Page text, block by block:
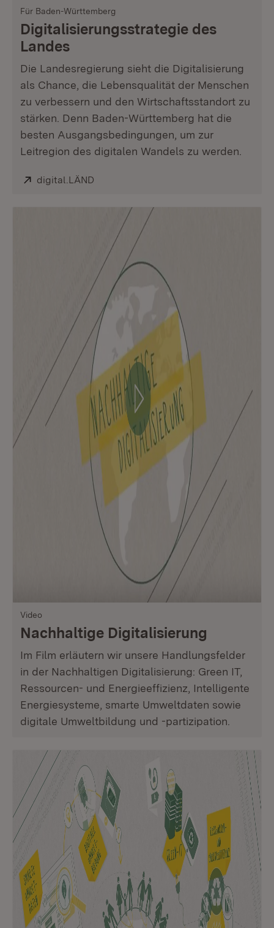
Für Baden-Württemberg
Digitalisierungs­strategie des
Landes
Die Landesregierung sieht die Digitalisierung
als Chance, die Lebensqualität der Menschen
zu verbessern und den Wirtschaftsstandort zu
stärken. Denn Baden-Württemberg hat die
besten Ausgangsbedingungen, um zur
Leitregion des digitalen Wandels zu werden.
Extern:
digital.LÄND
Video
Nachhaltige Digitalisierung
Im Film erläutern wir unsere Handlungsfelder
in der Nachhaltigen Digitalisierung: Green IT,
Ressourcen- und Energieeffizienz, Intelligente
Energiesysteme, smarte Umweltdaten sowie
digitale Umweltbildung und -partizipation.